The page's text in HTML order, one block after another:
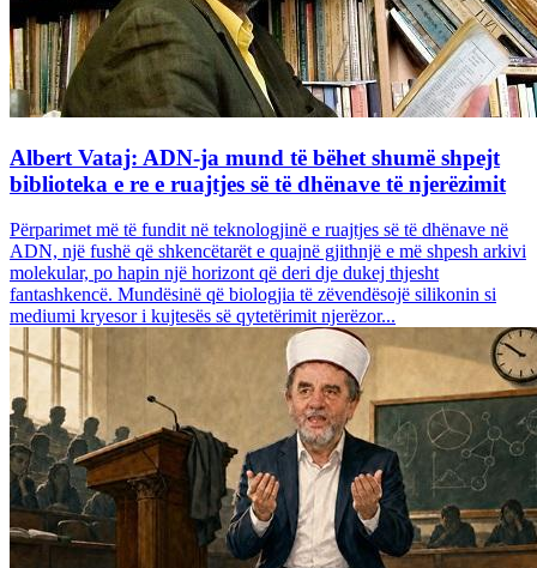
Albert Vataj: ADN-ja mund të bëhet shumë shpejt
biblioteka e re e ruajtjes së të dhënave të njerëzimit
Përparimet më të fundit në teknologjinë e ruajtjes së të dhënave në
ADN, një fushë që shkencëtarët e quajnë gjithnjë e më shpesh arkivi
molekular, po hapin një horizont që deri dje dukej thjesht
fantashkencë. Mundësinë që biologjia të zëvendësojë silikonin si
mediumi kryesor i kujtesës së qytetërimit njerëzor...